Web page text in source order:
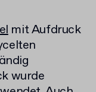
mit Aufdruck
wurde